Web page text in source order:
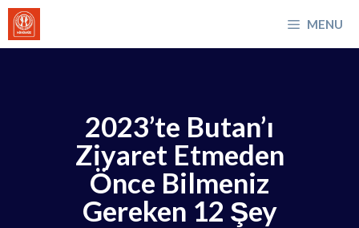
İçeriğe
atla
MENU
2023’te Butan’ı
Ziyaret Etmeden
Önce Bilmeniz
Gereken 12 Şey